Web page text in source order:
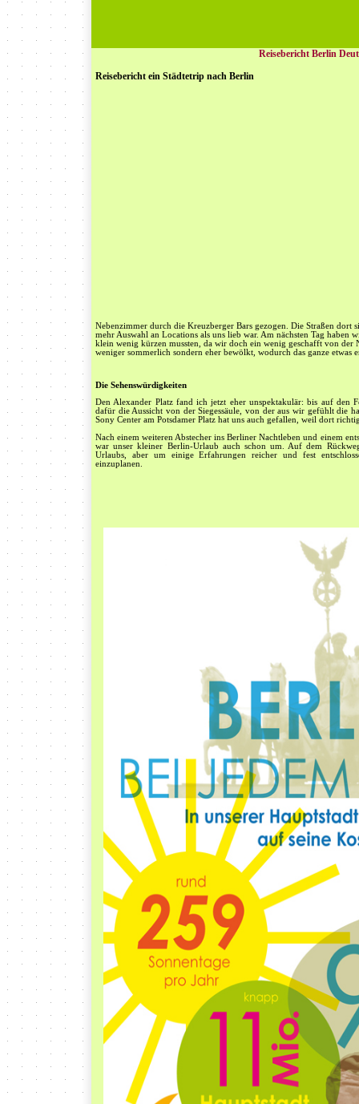
Reisebericht Berlin
Reisebericht ein Städtetrip nach Berlin
Nebenzimmer durch die Kreuzberger Bars gezogen. Die Straßen dort
mehr Auswahl an Locations als uns lieb war. Am nächsten Tag haben
klein wenig kürzen mussten, da wir doch ein wenig geschafft von der
weniger sommerlich sondern eher bewölkt, wodurch das ganze etwas
Die Sehenswürdigkeiten
Den Alexander Platz fand ich jetzt eher unspektakulär: bis auf den
dafür die Aussicht von der Siegessäule, von der aus wir gefühlt die
Sony Center am Potsdamer Platz hat uns auch gefallen, weil dort
Nach einem weiteren Abstecher ins Berliner Nachtleben und einem
war unser kleiner Berlin-Urlaub auch schon um. Auf dem
Urlaubs, aber um einige Erfahrungen reicher und fest
einzuplanen.